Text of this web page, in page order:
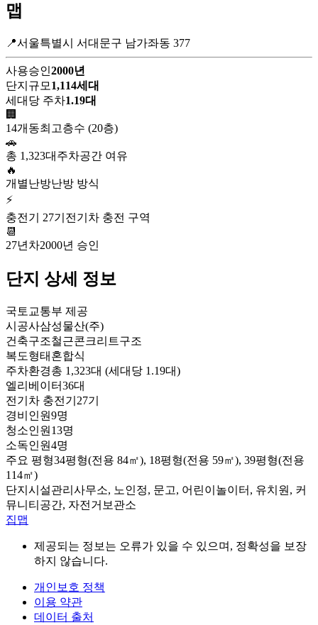
맵
📍서울특별시 서대문구 남가좌동 377
사용승인2000년
단지규모 1,114세대
세대당 주차1.19대
🏢
14개동최고층수 (20층)
🚗
총 1,323대 주차공간 여유
🔥
개별난방난방 방식
⚡
충전기 27기 전기차 충전 구역
📆
27년차2000년 승인
단지 상세 정보
국토교통부 제공
시공사삼성물산(주)
건축구조철근콘크리트구조
복도형태 혼합식
주차환경총 1,323대 (세대당 1.19대)
엘리베이터36대
전기차 충전기 27기
경비인원9명
청소인원 13명
소독인원4명
주요 평형34평형(전용 84㎡), 18평형(전용 59㎡), 39평형(전용
114㎡)
단지시설관리사무소, 노인정, 문고, 어린이놀이터, 유치원, 커
뮤니티공간, 자전거보관소
집맵
제공되는 정보는 오류가 있을 수 있으며, 정확성을 보장
하지 않습니다.
개인보호 정책
이용 약관
데이터 출처